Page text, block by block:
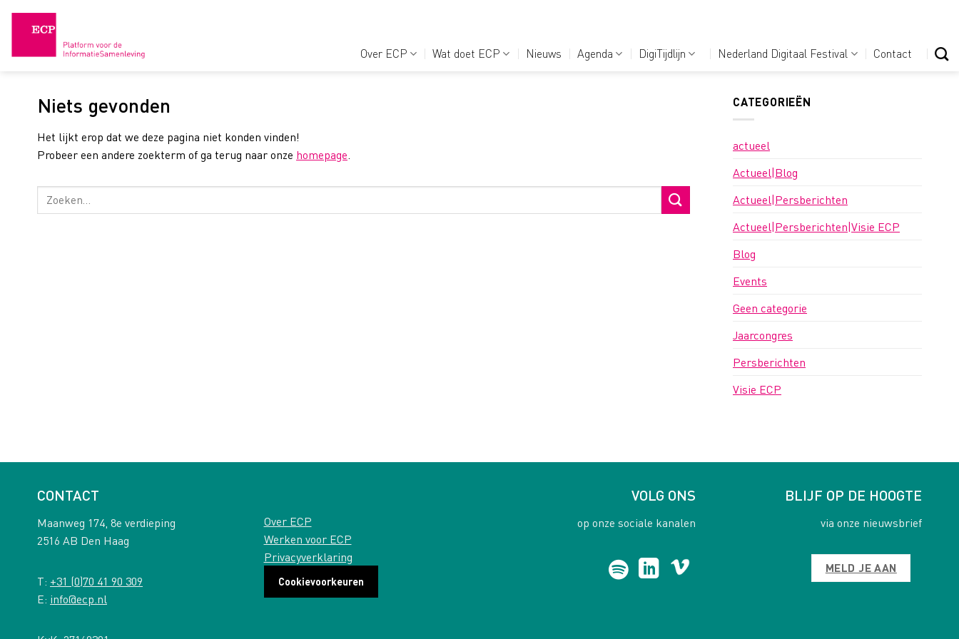
Over ECP Wat doet ECP Nieuws Agenda DigiTijdlijn Nederland Digitaal Festival Contact
Niets gevonden
Het lijkt erop dat we deze pagina niet konden vinden!
Probeer een andere zoekterm of ga terug naar onze homepage
CATEGORIEËN
actueel
Actueel|Blog
Actueel|Persberichten
Actueel|Persberichten|Visie ECP
Blog
Events
Geen categorie
Jaarcongres
Persberichten
Visie ECP
CONTACT
Maanweg 174, 8e verdieping
2516 AB Den Haag
T: +31 (0)70 41 90 309
E: info@ecp.nl
Over ECP
Werken voor ECP
Privacyverklaring
Cookievoorkeuren
VOLG ONS
op onze sociale kanalen
BLIJF OP DE HOOGTE
via onze nieuwsbrief
MELD JE AAN